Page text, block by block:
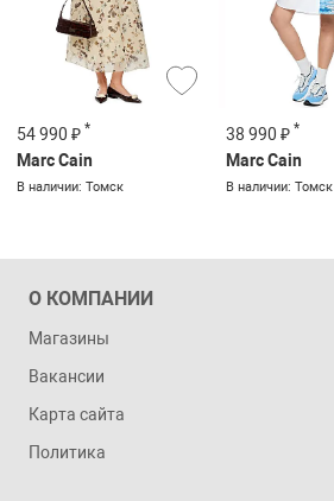
54 990 ₽ *
Marc Cain
В наличии: Томск
38 990 ₽ *
Marc Cain
В наличии: Томск
О КОМПАНИИ
Магазины
Вакансии
Карта сайта
Политика